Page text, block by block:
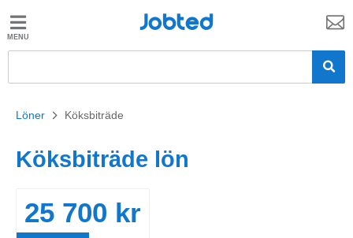
Jobted
Löner
Jobted
Löner > Köksbiträde
Köksbiträde lön
25 700 kr